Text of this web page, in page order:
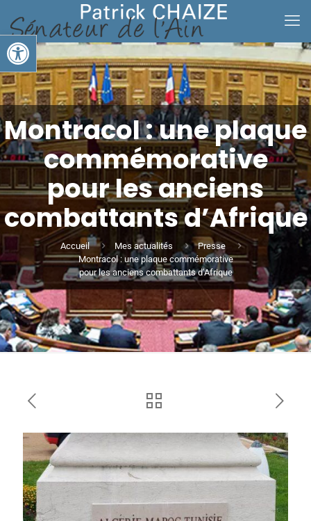
Ouvrir la barre d’outils
Montracol : une plaque
commémorative
pour les anciens
combattants d’Afrique
Accueil Mes actualités
Presse
Montracol : une plaque commémorative
pour les anciens combattants d’Afrique